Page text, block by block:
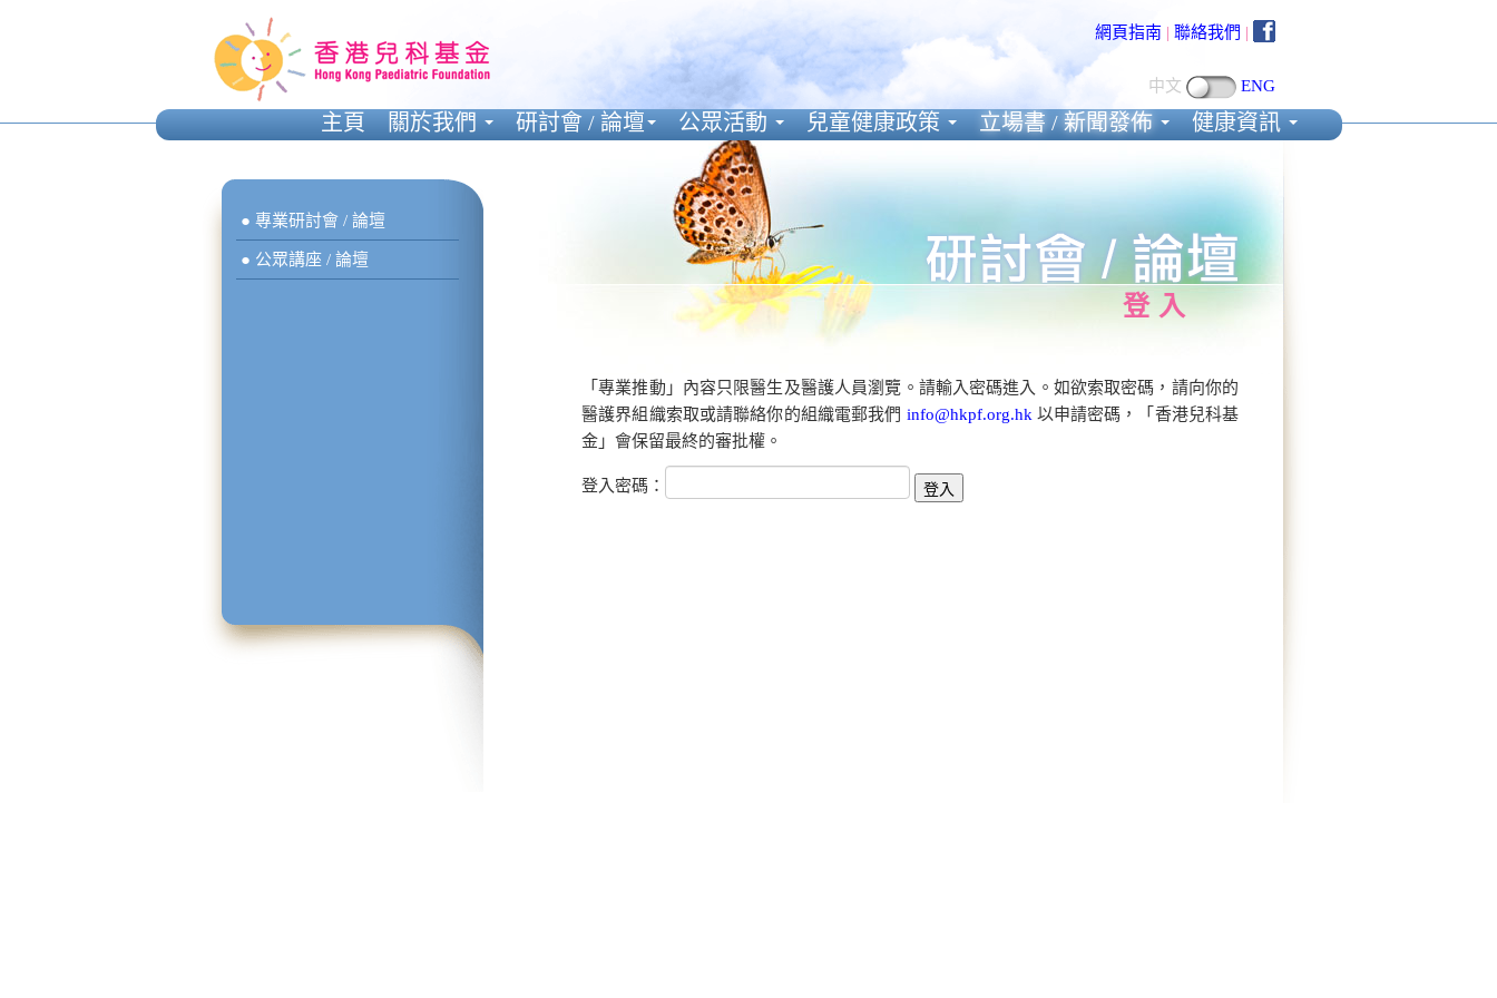
網頁指南 | 聯絡我們 |
中文 ENG
● 專業研討會 / 論壇
● 公眾講座 / 論壇
登入
「專業推動」內容只限醫生及醫護人員瀏覽。請輸入密碼進入。如欲索取密碼，請向你的
醫護界組織索取或請聯絡你的組織電郵我們 info@hkpf.org.hk 以申請密碼，「香港兒科基
金」會保留最終的審批權。
登入密碼：
主頁 關於我們 研討會 / 論壇 公眾活動 兒童健康政策 立場書 / 新聞發佈 健康資訊